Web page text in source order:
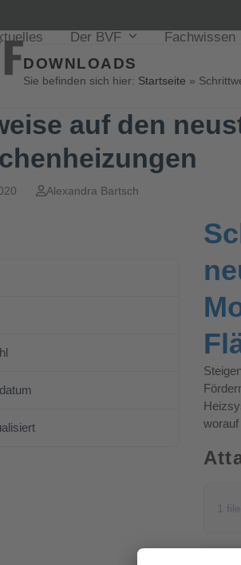
Der BVF Fachwissen
DOWNLOADS
Sie befinden sich hier: Startseite »
auf den
Alexandra Bartsch
1 file